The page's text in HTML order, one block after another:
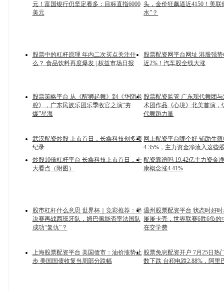
元！富国银行仍坚定看多：目标直指6000
美元
头，金价狂飙逼近4150！美联
水”？
股票中的杠杆原理 年内二次买点关注什
么？ 食品饮料再度爆发 | 权益市场日报
股票配资网平台网址 港股强
近2%！汽车股全线大涨
股票策略平台 从《醒狮起舞》到《华阴老
腔》，广东民族乐团乐季收官之演“夯
爆”星海
股票配资监管 广东现代舞团
术团作品《心境》北美首演，
代舞蹈力量
武汉配资炒股 上市首日，长鑫科技创多项
纪录
网上配资平台哪个好 辅助生
4.35%，主力资金净流入这些
炒股10倍杠杆平台 长鑫科技上市首日，十
大看点（附图）
配资靠谱吗 19.42亿主力资金
康概念涨4.41%
股市杠杆什么意思 世界杯｜竞彩推荐：半
决赛再战西班牙队，姆巴佩能否率法国队
成功“复仇”？
温州股票配资平台 状态时好
屡屡卡壳，世界联赛6胜6负的
在交学费
上海股票配资平台 美国债市：油价涨势止
步 美国国债收复当周部分跌幅
股票免息配资开户 7月25日热
数下跌 台积电跌2.88%，阿里